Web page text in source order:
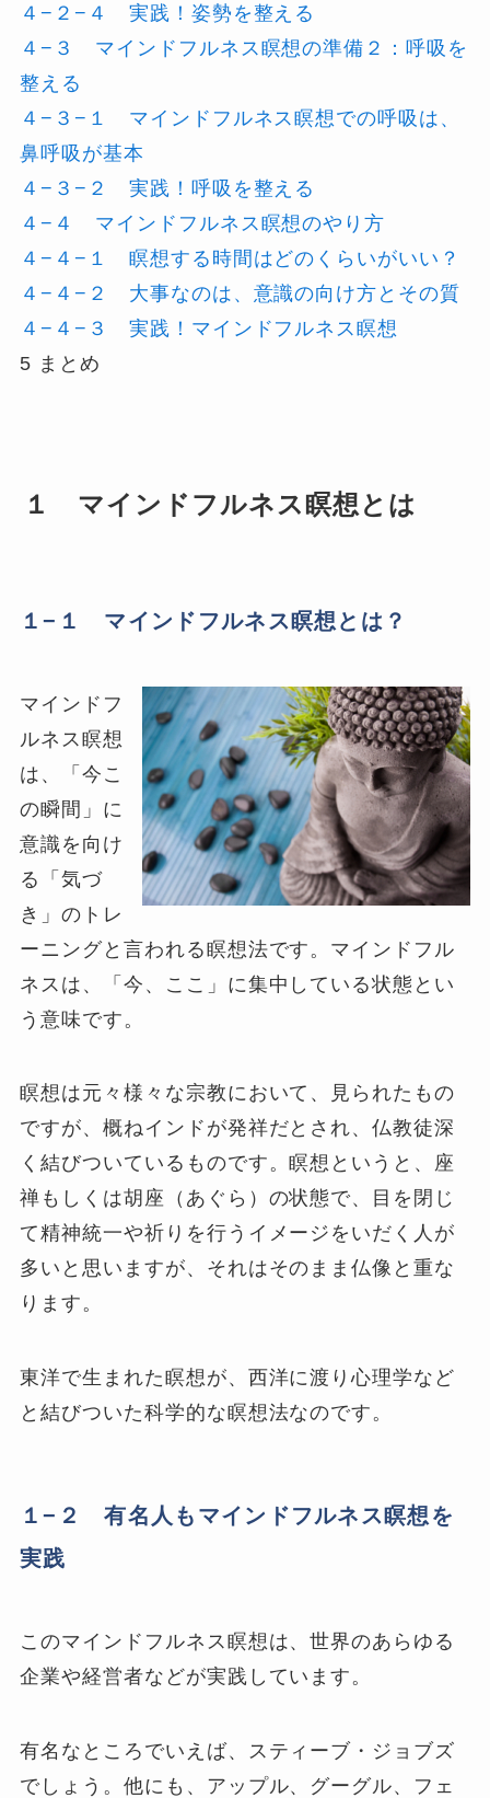
４−２−４ 実践！姿勢を整える
４−３ マインドフルネス瞑想の準備２：呼吸を
整える
４−３−１ マインドフルネス瞑想での呼吸は、
鼻呼吸が基本
４−３−２ 実践！呼吸を整える
４−４ マインドフルネス瞑想のやり方
４−４−１ 瞑想する時間はどのくらいがいい？
４−４−２ 大事なのは、意識の向け方とその質
４−４−３ 実践！マインドフルネス瞑想
5 まとめ
１ マインドフルネス瞑想とは
１−１ マインドフルネス瞑想とは？
マインドフ
ルネス瞑想
は、「今こ
の瞬間」に
意識を向け
る「気づ
き」のトレ
ーニングと言われる瞑想法です。マインドフル
ネスは、「今、ここ」に集中している状態とい
う意味です。
瞑想は元々様々な宗教において、見られたもの
ですが、概ねインドが発祥だとされ、仏教徒深
く結びついているものです。瞑想というと、座
禅もしくは胡座（あぐら）の状態で、目を閉じ
て精神統一や祈りを行うイメージをいだく人が
多いと思いますが、それはそのまま仏像と重な
ります。
東洋で生まれた瞑想が、西洋に渡り心理学など
と結びついた科学的な瞑想法なのです。
１−２ 有名人もマインドフルネス瞑想を
実践
このマインドフルネス瞑想は、世界のあらゆる
企業や経営者などが実践しています。
有名なところでいえば、スティーブ・ジョブズ
でしょう。他にも、アップル、グーグル、フェ